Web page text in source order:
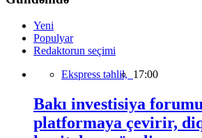
Yeni
Populyar
Redaktorun seçimi
Ekspress təhlil, 17:00
Bakı investisiya
platformaya çevirir,